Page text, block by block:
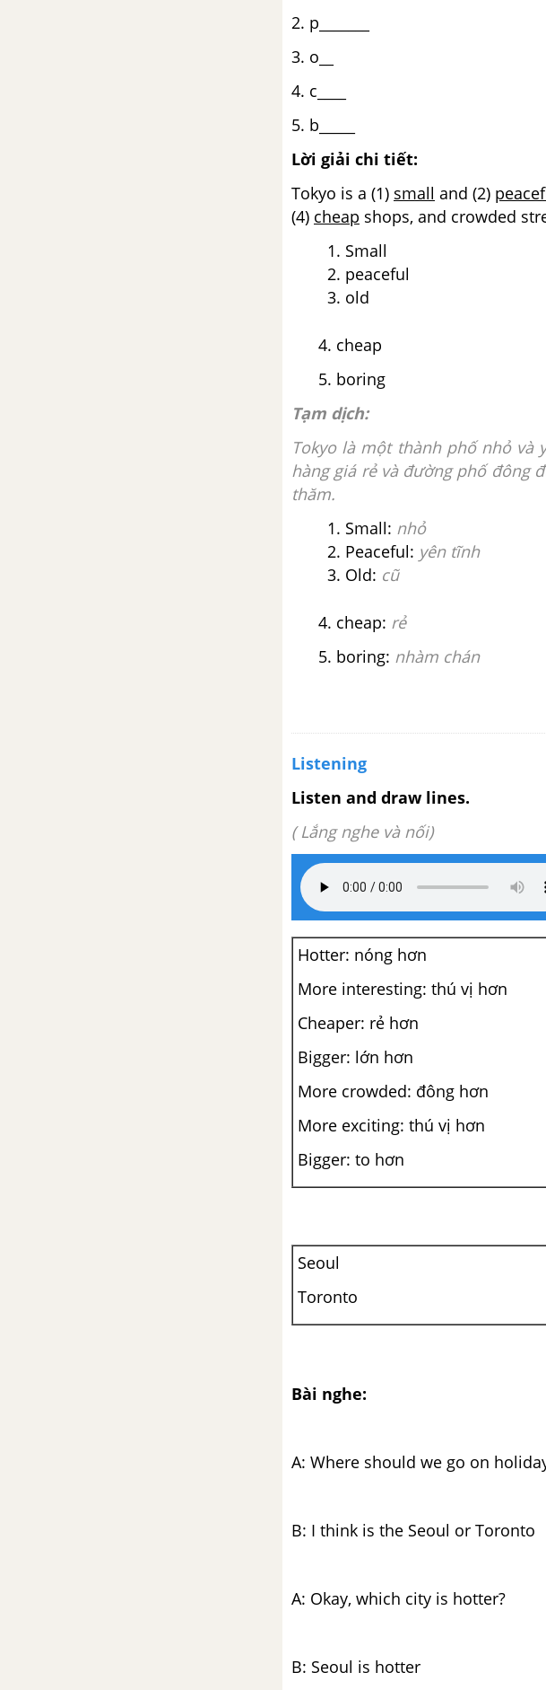
2. p_______
3. o__
4. c____
5. b_____
Lời giải chi tiết:
Tokyo is a (1) small and (2)
(4) cheap shops, and crowded
Small
peaceful
old
4. cheap
5. boring
Tạm dịch:
Tokyo là một thành phố nhỏ và
hàng giá rẻ và đường phố đông
thăm.
Small: nhỏ
Peaceful: yên tĩnh
Old: cũ
4. cheap: rẻ
5. boring: nhàm chán
Listening
Listen and draw lines.
( Lắng nghe và nối)
Hotter: nóng hơn
More interesting: thú vị hơn
Cheaper: rẻ hơn
Bigger: lớn hơn
More crowded: đông hơn
More exciting: thú vị hơn
Bigger: to hơn
Seoul
Toronto
Bài nghe:
A: Where should we go on
B: I think is the Seoul or Toronto
A: Okay, which city is hotter?
B: Seoul is hotter